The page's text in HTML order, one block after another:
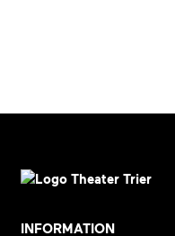
INFORMATION